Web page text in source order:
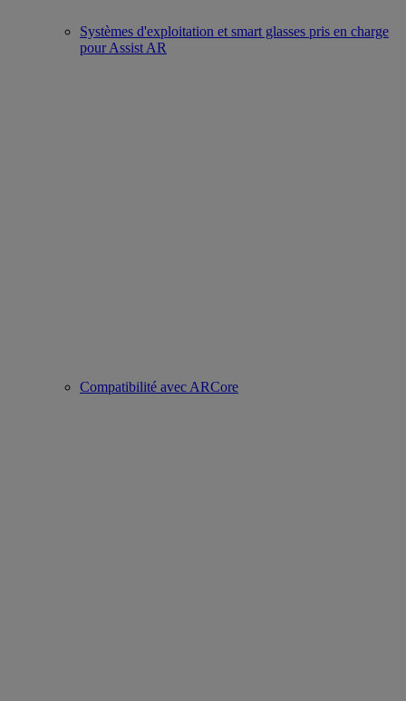
Systèmes d'exploitation et smart glasses pris en charge
pour Assist AR
Compatibilité avec ARCore